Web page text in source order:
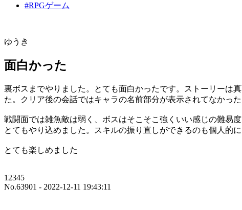
#RPGゲーム
ゆうき
面白かった
裏ボスまでやりました。とても面白かったです。ストーリーは
た。クリア後の会話ではキャラの名前部分が表示されてなかっ
戦闘面では雑魚敵は弱く、ボスはそこそこ強くいい感じの難易
とてもやり込めました。スキルの振り直しができるのも個人的に
とても楽しめました
12345
No.63901 - 2022-12-11 19:43:11